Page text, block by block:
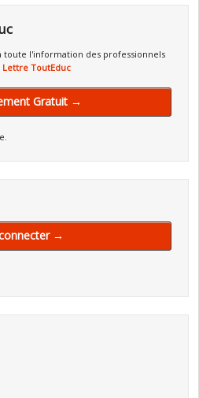
toute l'information des professionnels
Lettre ToutEduc
Gratuit →
→